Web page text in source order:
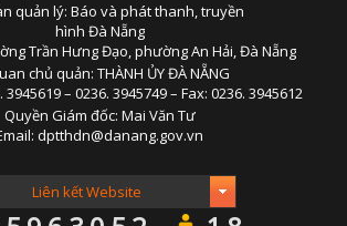
quản lý: Báo và phát thanh, truyền
hình Đà Nẵng
Trần Hưng Đạo, phường An Hải, Đà Nẵng
chủ quản: THÀNH ỦY ĐÀ NẴNG
– 0236. 3945749 – Fax: 0236. 3945612
Quyền Giám đốc: Mai Văn Tư
dptthdn@danang.gov.vn